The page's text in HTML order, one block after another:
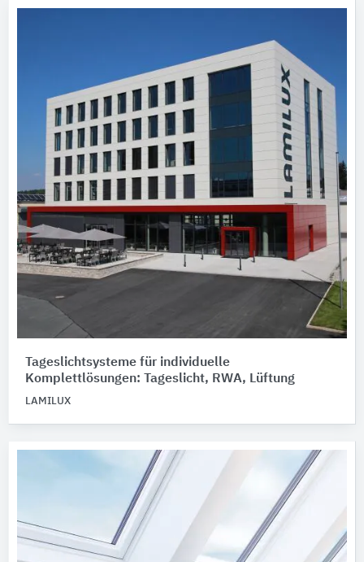
Tageslichtsysteme für individuelle
Komplettlösungen: Tageslicht, RWA, Lüftung
LAMILUX